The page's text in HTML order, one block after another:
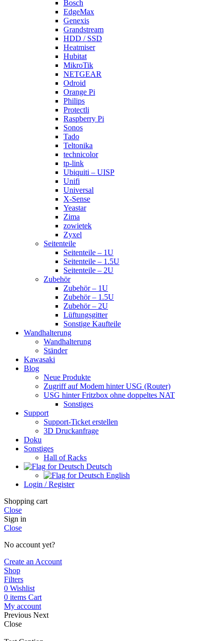
Bosch
EdgeMax
Genexis
Grandstream
HDD / SSD
Heatmiser
Hubitat
MikroTik
NETGEAR
Odroid
Orange Pi
Philips
Protectli
Raspberry Pi
Sonos
Tado
Teltonika
technicolor
tp-link
Ubiquiti – UISP
Unifi
Universal
X-Sense
Yeastar
Zima
zowietek
Zyxel
Seitenteile
Seitenteile – 1U
Seitenteile – 1.5U
Seitenteile – 2U
Zubehör
Zubehör – 1U
Zubehör – 1.5U
Zubehör – 2U
Lüftungsgitter
Sonstige Kaufteile
Wandhalterung
Wandhalterung
Ständer
Kawasaki
Blog
Neue Produkte
Zugriff auf Modem hinter USG (Router)
USG hinter Fritzbox ohne doppeltes NAT
Sonstiges
Support
Support-Ticket erstellen
3D Druckanfrage
Doku
Sonstiges
Hall of Racks
Deutsch
English
Login / Register
Shopping cart
Close
Sign in
Close
No account yet?
Create an Account
Shop
Filters
0 Wishlist
0 items Cart
My account
Previous Next
Close